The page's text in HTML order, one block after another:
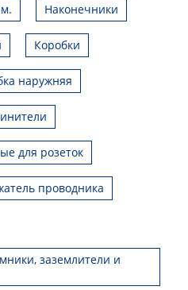
Наконечники
Коробки
наружняя
для розеток
проводника
заземлители и